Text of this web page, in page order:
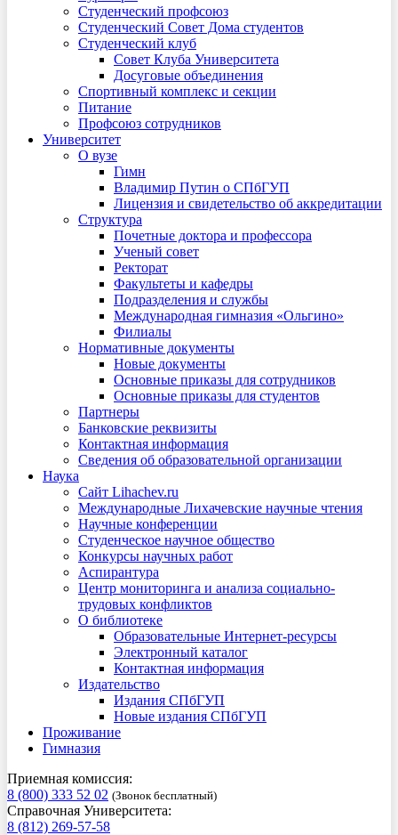
Студенческий профсоюз
Студенческий Совет Дома студентов
Студенческий клуб
Совет Клуба Университета
Досуговые объединения
Спортивный комплекс и секции
Питание
Профсоюз сотрудников
Университет
О вузе
Гимн
Владимир Путин о СПбГУП
Лицензия и свидетельство об аккредитации
Структура
Почетные доктора и профессора
Ученый совет
Ректорат
Факультеты и кафедры
Подразделения и службы
Международная гимназия «Ольгино»
Филиалы
Нормативные документы
Новые документы
Основные приказы для сотрудников
Основные приказы для студентов
Партнеры
Банковские реквизиты
Контактная информация
Сведения об образовательной организации
Наука
Сайт Lihachev.ru
Международные Лихачевские научные чтения
Научные конференции
Студенческое научное общество
Конкурсы научных работ
Аспирантура
Центр мониторинга и анализа социально-
трудовых конфликтов
О библиотеке
Образовательные Интернет-ресурсы
Электронный каталог
Контактная информация
Издательство
Издания СПбГУП
Новые издания СПбГУП
Проживание
Гимназия
Приемная комиссия:
8 (800) 333 52 02 (Звонок бесплатный)
Справочная Университета:
8 (812) 269-57-58